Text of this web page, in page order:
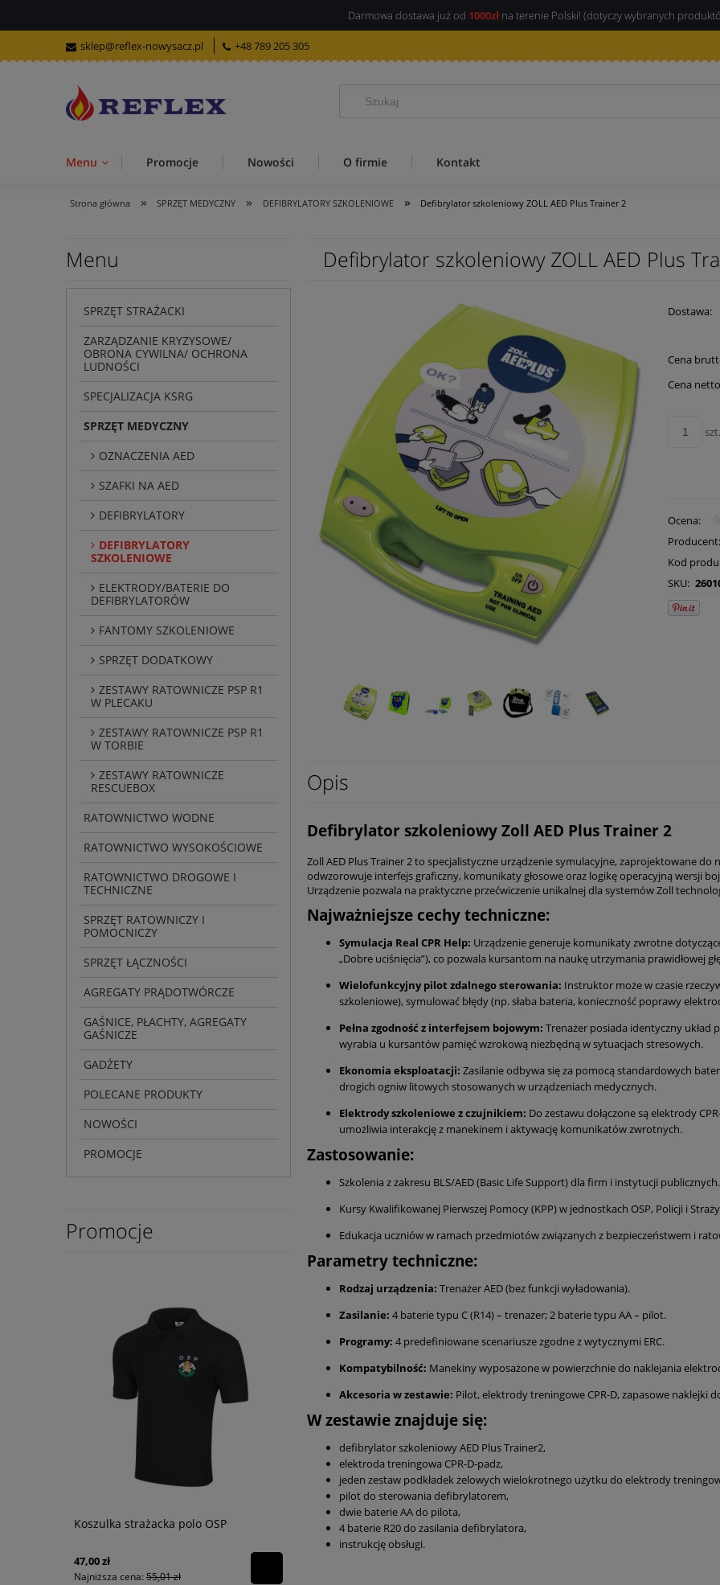
Darmowa dostawa już od 1000zł na terenie Polski! (dotyczy wybranych
sklep@reflex-nowysacz.pl +48 789 205 305
Menu Promocje Nowości O firmie Kontakt
Strona główna » SPRZĘT MEDYCZNY » DEFIBRYLATORY SZKOLENIOWE » Defibrylator szkoleniowy ZOLL AED Plus Trainer 2
Menu
SPRZĘT STRAŻACKI
ZARZĄDZANIE KRYZYSOWE/
OBRONA CYWILNA/ OCHRONA
LUDNOŚCI
SPECJALIZACJA KSRG
SPRZĘT MEDYCZNY
OZNACZENIA AED
SZAFKI NA AED
DEFIBRYLATORY
DEFIBRYLATORY
SZKOLENIOWE
ELEKTRODY/BATERIE DO
DEFIBRYLATORÓW
FANTOMY SZKOLENIOWE
SPRZĘT DODATKOWY
ZESTAWY RATOWNICZE PSP R1
W PLECAKU
ZESTAWY RATOWNICZE PSP R1
W TORBIE
ZESTAWY RATOWNICZE
RESCUEBOX
RATOWNICTWO WODNE
RATOWNICTWO WYSOKOŚCIOWE
RATOWNICTWO DROGOWE I
TECHNICZNE
SPRZĘT RATOWNICZY I
POMOCNICZY
SPRZĘT ŁĄCZNOŚCI
AGREGATY PRĄDOTWÓRCZE
GAŚNICE, PŁACHTY, AGREGATY
GAŚNICZE
GADŻETY
POLECANE PRODUKTY
NOWOŚCI
PROMOCJE
Promocje
Koszulka strażacka polo OSP
47,00 zł
Najniższa cena: 55,01 zł
Defibrylator szkoleniowy ZOLL AED Plus
Dostawa:
Cena
Cena
Ocena:
Kod
SKU:
Opis
Defibrylator szkoleniowy Zoll AED Plus Trainer 2
Zoll AED Plus Trainer 2 to specjalistyczne urządzenie symulacyjne, zaprojektowane do
odwzorowuje interfejs graficzny, komunikaty głosowe oraz logikę operacyjną wersji
Urządzenie pozwala na praktyczne przećwiczenie unikalnej dla systemów Zoll
Najważniejsze cechy techniczne:
Symulacja Real CPR Help: Urządzenie generuje komunikaty zwrotne
„Dobre uciśnięcia”), co pozwala kursantom na naukę utrzymania prawidłowej
Wielofunkcyjny pilot zdalnego sterowania: Instruktor może w czasie
szkoleniowe), symulować błędy (np. słaba bateria, konieczność poprawy
Pełna zgodność z interfejsem bojowym: Trenażer posiada identyczny układ
wyrabia u kursantów pamięć wzrokową niezbędną w sytuacjach stresowych.
Ekonomia eksploatacji: Zasilanie odbywa się za pomocą standardowych
drogich ogniw litowych stosowanych w urządzeniach medycznych.
Elektrody szkoleniowe z czujnikiem: Do zestawu dołączone są elektrody
umożliwia interakcję z manekinem i aktywację komunikatów zwrotnych.
Zastosowanie:
Szkolenia z zakresu BLS/AED (Basic Life Support) dla firm i instytucji publicznych.
Kursy Kwalifikowanej Pierwszej Pomocy (KPP) w jednostkach OSP, Policji i
Edukacja uczniów w ramach przedmiotów związanych z bezpieczeństwem i
Parametry techniczne:
Rodzaj urządzenia: Trenażer AED (bez funkcji wyładowania).
Zasilanie: 4 baterie typu C (R14) – trenażer; 2 baterie typu AA – pilot.
Programy: 4 predefiniowane scenariusze zgodne z wytycznymi ERC.
Kompatybilność: Manekiny wyposażone w powierzchnie do naklejania
Akcesoria w zestawie: Pilot, elektrody treningowe CPR-D, zapasowe naklejki
W zestawie znajduje się:
defibrylator szkoleniowy AED Plus Trainer2,
elektroda treningowa CPR-D-padz,
jeden zestaw podkładek żelowych wielokrotnego użytku do elektrody
pilot do sterowania defibrylatorem,
dwie baterie AA do pilota,
4 baterie R20 do zasilania defibrylatora,
instrukcję obsługi.